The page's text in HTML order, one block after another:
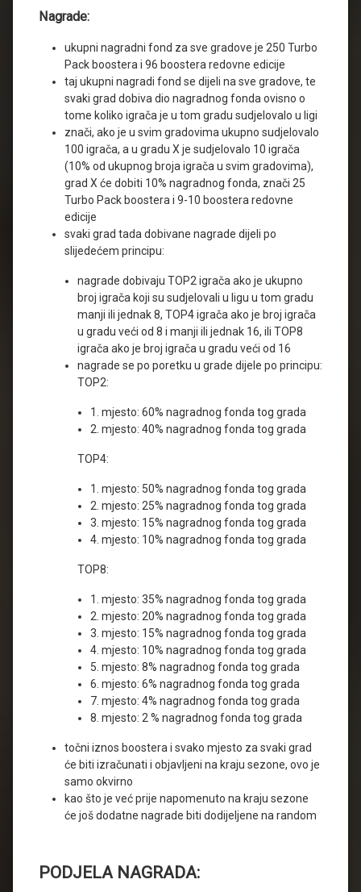
Nagrade:
ukupni nagradni fond za sve gradove je 250 Turbo
Pack boostera i 96 boostera redovne edicije
taj ukupni nagradi fond se dijeli na sve gradove, te
svaki grad dobiva dio nagradnog fonda ovisno o
tome koliko igrača je u tom gradu sudjelovalo u ligi
znači, ako je u svim gradovima ukupno sudjelovalo
100 igrača, a u gradu X je sudjelovalo 10 igrača
(10% od ukupnog broja igrača u svim gradovima),
grad X će dobiti 10% nagradnog fonda, znači 25
Turbo Pack boostera i 9-10 boostera redovne
edicije
svaki grad tada dobivane nagrade dijeli po
slijedećem principu:
nagrade dobivaju TOP2 igrača ako je ukupno
broj igrača koji su sudjelovali u ligu u tom gradu
manji ili jednak 8, TOP4 igrača ako je broj igrača
u gradu veći od 8 i manji ili jednak 16, ili TOP8
igrača ako je broj igrača u gradu veći od 16
nagrade se po poretku u grade dijele po principu:
TOP2:
1. mjesto: 60% nagradnog fonda tog grada
2. mjesto: 40% nagradnog fonda tog grada
TOP4:
1. mjesto: 50% nagradnog fonda tog grada
2. mjesto: 25% nagradnog fonda tog grada
3. mjesto: 15% nagradnog fonda tog grada
4. mjesto: 10% nagradnog fonda tog grada
TOP8:
1. mjesto: 35% nagradnog fonda tog grada
2. mjesto: 20% nagradnog fonda tog grada
3. mjesto: 15% nagradnog fonda tog grada
4. mjesto: 10% nagradnog fonda tog grada
5. mjesto: 8% nagradnog fonda tog grada
6. mjesto: 6% nagradnog fonda tog grada
7. mjesto: 4% nagradnog fonda tog grada
8. mjesto: 2 % nagradnog fonda tog grada
točni iznos boostera i svako mjesto za svaki grad
će biti izračunati i objavljeni na kraju sezone, ovo je
samo okvirno
kao što je već prije napomenuto na kraju sezone
će još dodatne nagrade biti dodijeljene na random
PODJELA NAGRADA: